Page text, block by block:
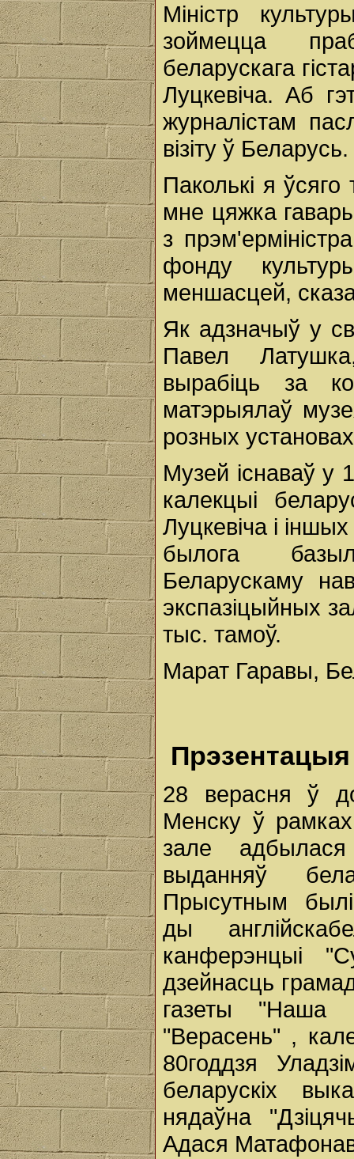
Міністр
зоймецца
беларускага
Луцкевіча. Аб
журналістам
візіту ў Беларусь.
Паколькі я
мне цяжка
з
фонду
меншасцей,
Як адзначыў у
Павел
вырабіць за
матэрыялаў
розных
Музей існаваў у
калекцыі
Луцкевіча і
былога
Беларускаму
экспазіцыйных
тыс. тамоў.
Марат Гаравы,
28 верасня ў
Менску ў
зале
выданняў
Прысутным былі
ды
канферэнцыі
дзейнасць
газеты "Наша
"Верасень" ,
80годдзя
беларускіх
нядаўна
Адася